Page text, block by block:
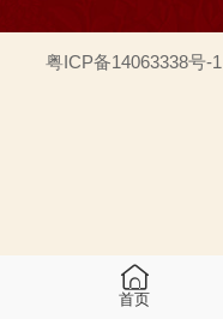
首页